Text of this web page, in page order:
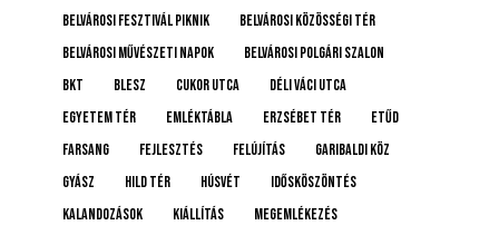
Belvárosi Fesztivál Piknik
Belvárosi Közösségi Tér
Belvárosi Művészeti Napok
Belvárosi Polgári Szalon
BKT
BLESZ Cukor utca
Déli Váci utca
Egyetem tér
emléktábla Erzsébet tér
etűd
farsang
fejlesztés felújítás
Garibaldi köz
gyász
Hild tér húsvét
idősköszöntés
Kalandozások
kiállítás
megemlékezés